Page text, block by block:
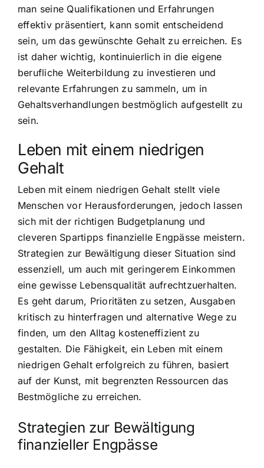
man seine Qualifikationen und Erfahrungen
effektiv präsentiert, kann somit entscheidend
sein, um das gewünschte Gehalt zu erreichen. Es
ist daher wichtig, kontinuierlich in die eigene
berufliche Weiterbildung zu investieren und
relevante Erfahrungen zu sammeln, um in
Gehaltsverhandlungen bestmöglich aufgestellt zu
sein.
Leben mit einem niedrigen
Gehalt
Leben mit einem niedrigen Gehalt stellt viele
Menschen vor Herausforderungen, jedoch lassen
sich mit der richtigen Budgetplanung und
cleveren Spartipps finanzielle Engpässe meistern.
Strategien zur Bewältigung dieser Situation sind
essenziell, um auch mit geringerem Einkommen
eine gewisse Lebensqualität aufrechtzuerhalten.
Es geht darum, Prioritäten zu setzen, Ausgaben
kritisch zu hinterfragen und alternative Wege zu
finden, um den Alltag kosteneffizient zu
gestalten. Die Fähigkeit, ein Leben mit einem
niedrigen Gehalt erfolgreich zu führen, basiert
auf der Kunst, mit begrenzten Ressourcen das
Bestmögliche zu erreichen.
Strategien zur Bewältigung
finanzieller Engpässe